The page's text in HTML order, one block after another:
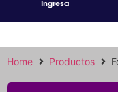
Ingresa
Home Productos